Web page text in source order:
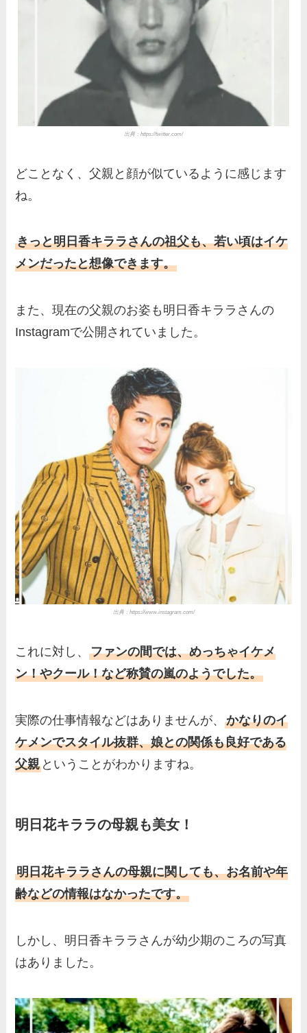
出典： https://twitter.com/
どことなく、父親と顔が似ているように感じます
ね。
きっと明日香キララさんの祖父も、若い頃はイケ
メンだったと想像できます。
また、現在の父親のお姿も明日香キララさんの
Instagramで公開されていました。
出典： https://www.instagram.com/
これに対し、ファンの間では、めっちゃイケメ
ン！やクール！など称賛の嵐のようでした。
実際の仕事情報などはありませんが、かなりのイ
ケメンでスタイル抜群、娘との関係も良好である
父親 ということがわかりますね。
明日花キララの母親も美女！
明日花キララさんの母親に関しても、お名前や年
齢などの情報はなかったです。
しかし、明日香キララさんが幼少期のころの写真
はありました。